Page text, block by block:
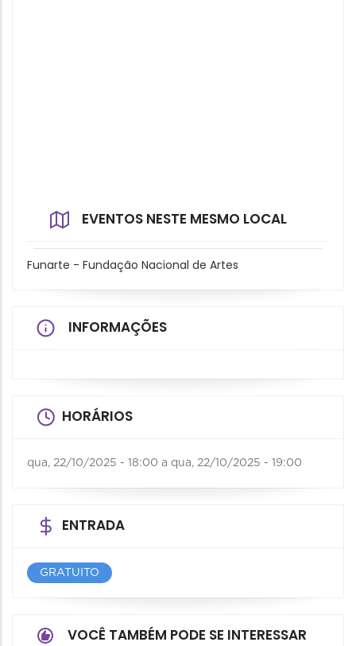
EVENTOS NESTE MESMO LOCAL
Funarte - Fundação Nacional de Artes
INFORMAÇÕES
HORÁRIOS
qua, 22/10/2025 - 18:00 a qua, 22/10/2025 - 19:00
ENTRADA
GRATUITO
VOCÊ TAMBÉM PODE SE INTERESSAR